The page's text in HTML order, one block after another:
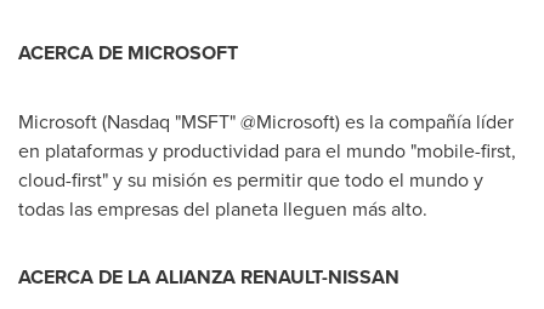
ACERCA DE MICROSOFT
Microsoft (Nasdaq "MSFT" @Microsoft) es la compañía líder
en plataformas y productividad para el mundo "mobile-first,
cloud-first" y su misión es permitir que todo el mundo y
todas las empresas del planeta lleguen más alto.
ACERCA DE LA ALIANZA RENAULT-NISSAN